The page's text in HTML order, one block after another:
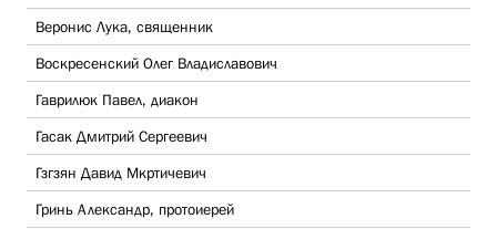
Веронис Лука, священник
Воскресенский Олег Владиславович
Гаврилюк Павел, диакон
Гасак Дмитрий Сергеевич
Гзгзян Давид Мкртичевич
Гринь Александр, протоиерей